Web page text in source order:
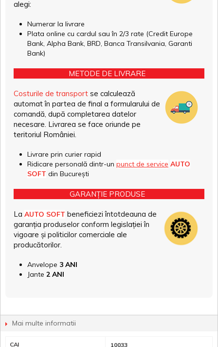
alegi:
Numerar la livrare
Plata online cu cardul sau în 2/3 rate (Credit Europe
Bank, Alpha Bank, BRD, Banca Transilvania, Garanti
Bank)
METODE DE LIVRARE
Costurile de transport se calculează
automat în partea de final a formularului de
comandă, după completarea datelor
necesare. Livrarea se face oriunde pe
teritoriul României.
Livrare prin curier rapid
Ridicare personală dintr-un punct de service AUTO
SOFT din București
GARANȚIE PRODUSE
La AUTO SOFT beneficiezi întotdeauna de
garanția produselor conform legislației în
vigoare și politicilor comerciale ale
producătorilor.
Anvelope 3 ANI
Jante 2 ANI
Mai multe informatii
CAI 10033